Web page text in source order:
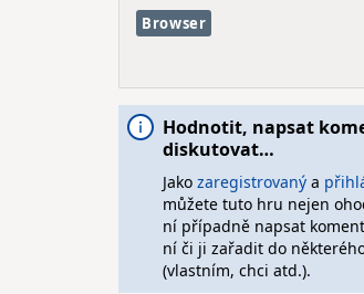
Browser
Hodnotit, napsat
diskutovat…
Jako zaregistrovanýa
můžete tuto hru nejen
ní případně napsat
ní či ji zařadit do
(vlastním, chci atd.).